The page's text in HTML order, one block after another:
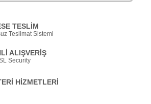
TESLİM
Teslimat Sistemi
ALIŞVERİŞ
Security
HİZMETLERİ